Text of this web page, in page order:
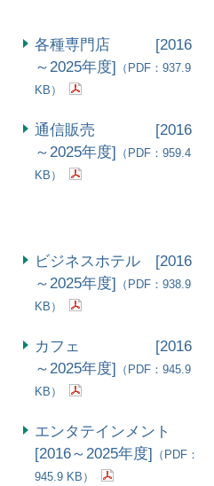
各種専門店 [2016
～2025年度] （PDF：937.9
KB）
通信販売 [2016
～2025年度]
（PDF：959.4
KB）
ビジネスホテル [2016
～2025年度] （PDF：938.9
KB）
カフェ [2016
～2025年度] （PDF：945.9
KB）
エンタテインメント
[2016～2025年度]
（PDF：
945.9 KB）